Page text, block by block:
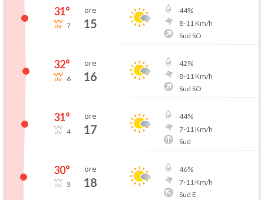
31°
7
ore
15
44%
8-11 Km/h
Sud SO
32°
6
ore
16
42%
8-11 Km/h
Sud SO
31°
4
ore
17
44%
7-11 Km/h
Sud
30°
3
ore
18
46%
7-11 Km/h
Sud E